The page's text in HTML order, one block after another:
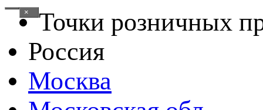
×
Точки розничных
Россия
Москва